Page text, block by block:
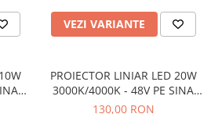
VEZI VARIANTE
PROIECTOR LINIAR LED 20W
3000K/4000K - 48V PE SINA
MAGNETICA S22/R22
130,00 RON